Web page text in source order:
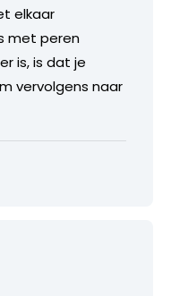
elkaar
met peren
is, is dat je
vervolgens naar